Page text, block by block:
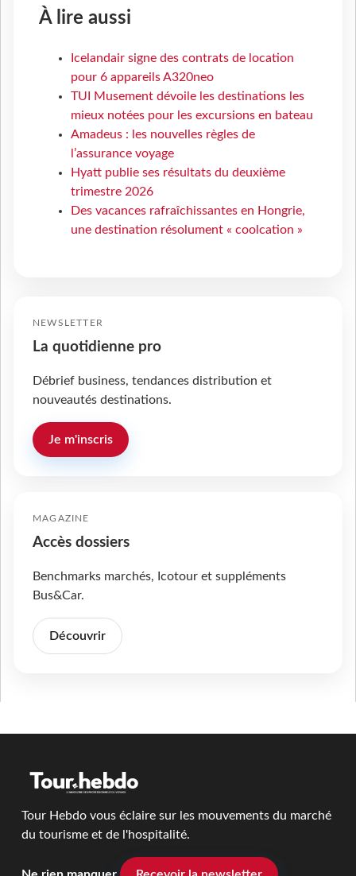
À lire aussi
Icelandair signe des contrats de location
pour 6 appareils A320neo
TUI Musement dévoile les destinations les
mieux notées pour les excursions en bateau
Amadeus : les nouvelles règles de
l’assurance voyage
Hyatt publie ses résultats du deuxième
trimestre 2026
Des vacances rafraîchissantes en Hongrie,
une destination résolument « coolcation »
NEWSLETTER
La quotidienne pro
Débrief business, tendances distribution et
nouveautés destinations.
Je m'inscris
MAGAZINE
Accès dossiers
Benchmarks marchés, Icotour et suppléments
Bus&Car.
Découvrir
Tour Hebdo vous éclaire sur les mouvements du marché
du tourisme et de l'hospitalité.